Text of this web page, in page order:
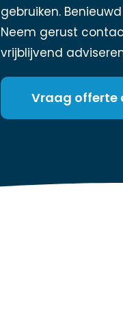
gebruiken.
Neem gerust
vrijblijvend
Vraag offerte